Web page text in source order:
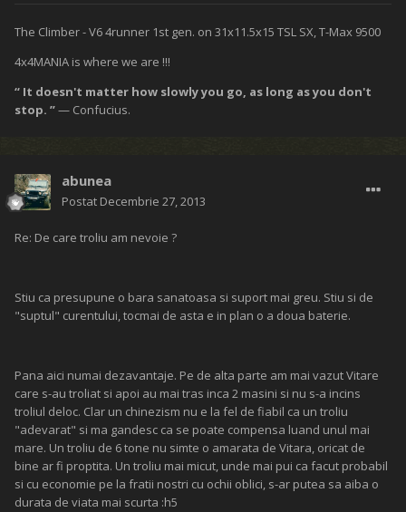
The Climber - V6 4runner 1st gen. on 31x11.5x15 TSL SX, T-Max 9500
4x4MANIA is where we are !!!
“ It doesn't matter how slowly you go, as long as you don't
stop. ”— Confucius.
abunea
Postat Decembrie 27, 2013
Re: De care troliu am nevoie ?
Stiu ca presupune o bara sanatoasa si suport mai greu. Stiu si de
"suptul" curentului, tocmai de asta e in plan o a doua baterie.
Pana aici numai dezavantaje. Pe de alta parte am mai vazut Vitare
care s-au troliat si apoi au mai tras inca 2 masini si nu s-a incins
troliul deloc. Clar un chinezism nu e la fel de fiabil ca un troliu
"adevarat" si ma gandesc ca se poate compensa luand unul mai
mare. Un troliu de 6 tone nu simte o amarata de Vitara, oricat de
bine ar fi proptita. Un troliu mai micut, unde mai pui ca facut probabil
si cu economie pe la fratii nostri cu ochii oblici, s-ar putea sa aiba o
durata de viata mai scurta :h5